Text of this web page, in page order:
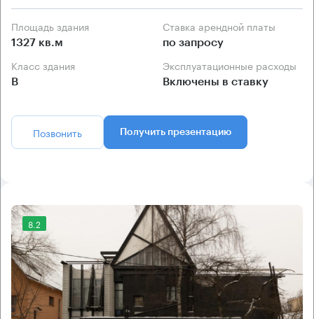
Площадь здания
1327 кв.м
Ставка арендной платы
по запросу
Класс здания
B
Эксплуатационные расходы
Включены в ставку
Позвонить Получить презентацию
8.2